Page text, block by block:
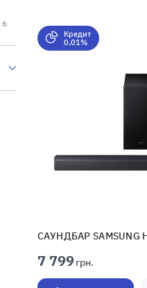
Кредит
0,01%
САУНДБАР SAMSUNG
7 799грн.
6